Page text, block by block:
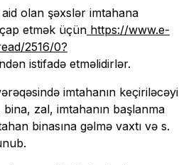
olan şəxslər imtahana
etmək üçün https://www.e-
2516/0?
istifadə etməlidirlər.
imtahanın keçiriləcəyi
zal, imtahanın başlanma
binasına gəlmə vaxtı və s.